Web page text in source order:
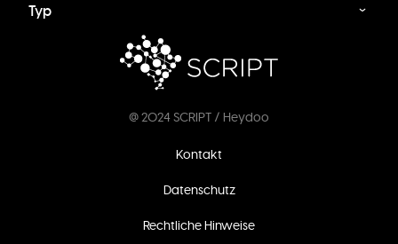
Typ
@ 2024 SCRIPT / Heydoo
Kontakt
Datenschutz
Rechtliche Hinweise